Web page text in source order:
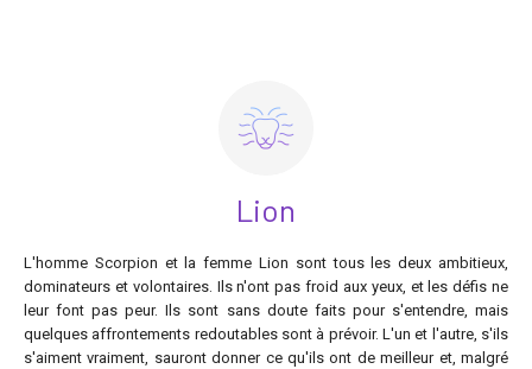
Lion
L'homme Scorpion et la femme Lion sont tous les deux ambitieux,
dominateurs et volontaires. Ils n'ont pas froid aux yeux, et les défis ne
leur font pas peur. Ils sont sans doute faits pour s'entendre, mais
quelques affrontements redoutables sont à prévoir. L'un et l'autre, s'ils
s'aiment vraiment, sauront donner ce qu'ils ont de meilleur et, malgré